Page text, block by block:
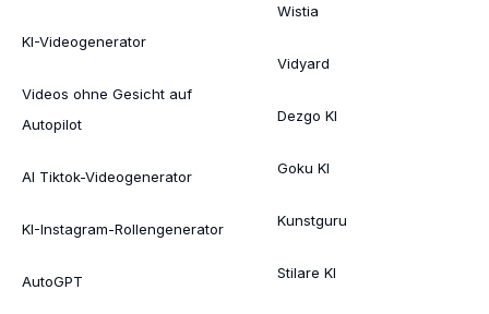
KI-Videogenerator
Videos ohne Gesicht auf
Autopilot
AI Tiktok-Videogenerator
KI-Instagram-Rollengenerator
AutoGPT
Wistia
Vidyard
Dezgo KI
Goku KI
Kunstguru
Stilare KI